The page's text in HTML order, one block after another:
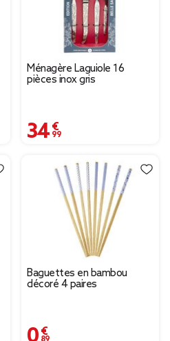
Ménagère Laguiole 16
pièces inox gris
34,99 €
Baguettes en bambou
décoré 4 paires
0,89 €